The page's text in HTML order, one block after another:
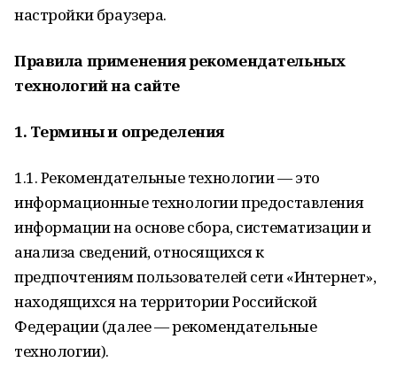
настройки браузера.
Правила применения рекомендательных
технологий на сайте
1. Термины и определения
1.1. Рекомендательные технологии — это
информационные технологии предоставления
информации на основе сбора, систематизации и
анализа сведений, относящихся к
предпочтениям пользователей сети «Интернет»,
находящихся на территории Российской
Федерации (далее — рекомендательные
технологии).